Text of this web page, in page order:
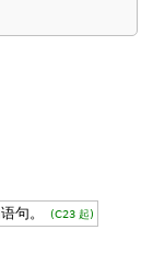
句。 (C23 起)